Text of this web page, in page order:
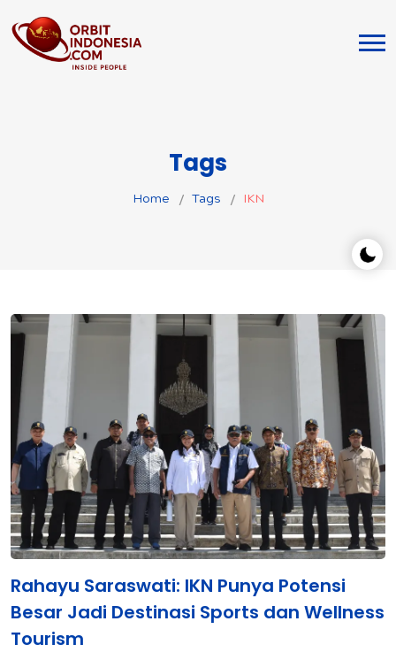
Tags
Home Tags IKN
Rahayu Saraswati: IKN Punya Potensi
Besar Jadi Destinasi Sports dan Wellness
Tourism